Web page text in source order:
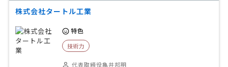
株式会社タートル工業
特色
技術力
代表取締役亀井邦明